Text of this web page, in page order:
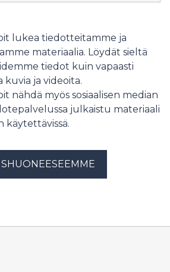
oloissa.
lukea tiedotteitamme ja
materiaalia. Löydät sieltä
tiedot kuin vapaasti
kuvia ja videoita.
nähdä myös sosiaalisen median
julkaistu materiaali
käytettävissä.